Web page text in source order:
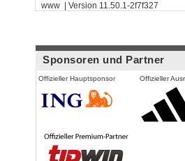
www | Version 11.50.1-2f7f327
Sponsoren und Partner
Offizieller Hauptsponsor Offizieller